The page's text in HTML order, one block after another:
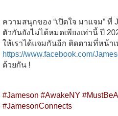
ความสนุกของ “เปิดใจ มาแจม”
ตัวกันยังไม่ได้หมดเพียงเท่านี้ ปี
ให้เราได้แจมกันอีก ติดตามที่หน้า
https://www.facebook.com/
ด้วยกัน !
#Jameson #AwakeNY
#JamesonConnects